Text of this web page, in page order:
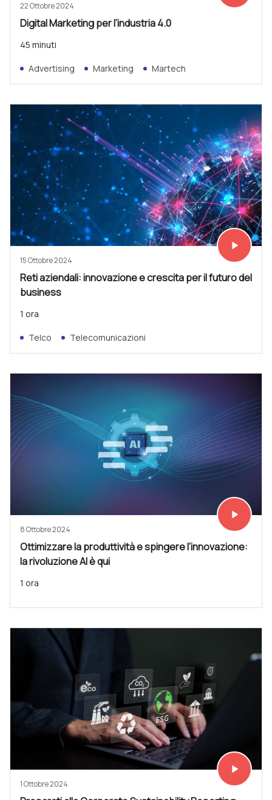
22 Ottobre 2024
Digital Marketing per l’industria 4.0
45 minuti
Advertising Marketing Martech
Vedi subito
play_arrow
15 Ottobre 2024
Reti aziendali: innovazione e crescita per il futuro del
business
1 ora
Telco Telecomunicazioni
Vedi subito
play_arrow
8 Ottobre 2024
Ottimizzare la produttività e spingere l’innovazione:
la rivoluzione AI è qui
1 ora
Vedi subito
play_arrow
1 Ottobre 2024